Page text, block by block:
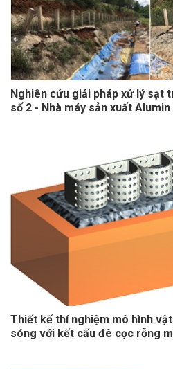
Nghiên cứu giải pháp xử lý sạt
số 2 - Nhà máy sản xuất Alumin
Thiết kế thí nghiệm mô hình
sóng với kết cấu đê cọc rỗng